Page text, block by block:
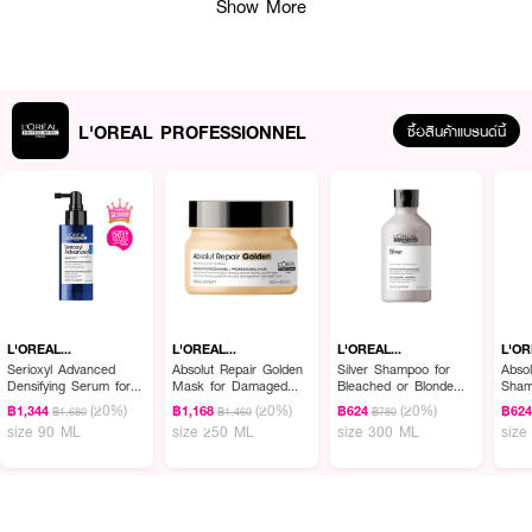
How to Use :
แบ่งผมเป็น 2 ฝั่ง ชโลมเนื้อครีมลงบนเส้มผมที่แห้งหมาดตั้งแต่บริเวณกลางถึง
ปลายผม โดยแบ่งเป็น 1 ปั๊ม ต่อครึ่งศีรษะ โดยไม่ต้องล้างออกและเป่าให้แห้ง
Show More
L'OREAL PROFESSIONNEL ซื้อสินค้าแบรนด์นี้
L'OREAL
PROFESSIONNEL
Serioxyl Advanced
Densifying Serum for
Thinning Hair
฿1,344 ฿1,680 (20%)
size 90 ML
L'OREAL
PROFESSIONNEL
Absolut Repair Golden
Mask for Damaged
Hair
฿1,168 ฿1,460 (20%)
size 250 ML
L'OREAL
PROFESSIONNEL
Silver Shampoo for
Bleached or Blonde
Hair (Purple Shampoo)
฿624 ฿780 (20%)
size 300 ML
Hair
฿624
size